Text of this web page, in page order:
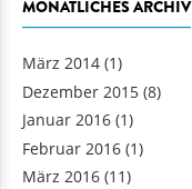
MONATLICHES ARCHIV
März 2014 (1)
Dezember 2015 (8)
Januar 2016 (1)
Februar 2016 (1)
März 2016 (11)